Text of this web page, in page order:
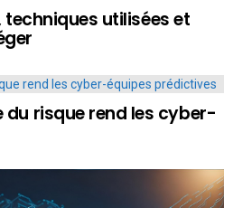
techniques utilisées et
risque rend les cyber-